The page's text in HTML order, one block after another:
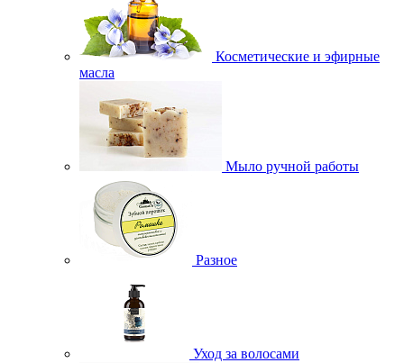
Косметические и эфирные
масла
Мыло ручной работы
Разное
Уход за волосами